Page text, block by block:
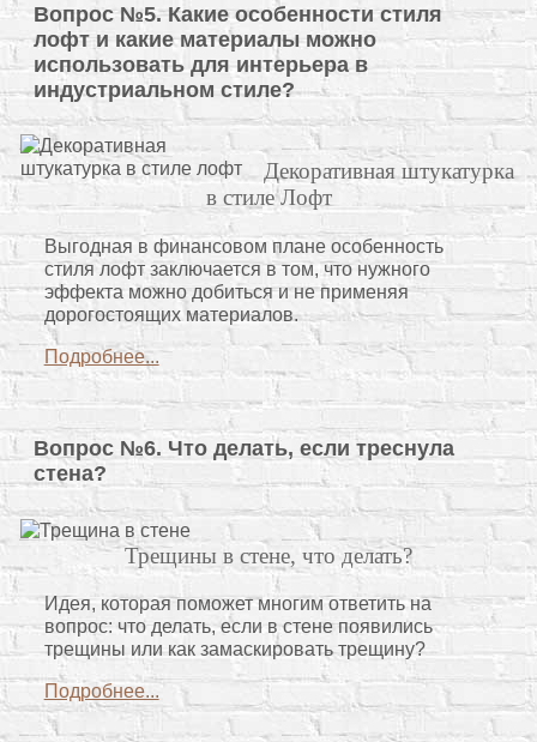
Вопрос №5. Какие особенности стиля
лофт и какие материалы можно
использовать для интерьера в
индустриальном стиле?
Декоративная штукатурка
в стиле Лофт
Выгодная в финансовом плане особенность
стиля лофт заключается в том, что нужного
эффекта можно добиться и не применяя
дорогостоящих материалов.
Подробнее...
Вопрос №6. Что делать, если треснула
стена?
Трещины в стене, что делать?
Идея, которая поможет многим ответить на
вопрос: что делать, если в стене появились
трещины или как замаскировать трещину?
Подробнее...